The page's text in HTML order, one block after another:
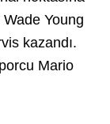
Wade Young
kazandı.
Mario